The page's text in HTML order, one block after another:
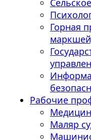
Горная
Рабочие
Маляр